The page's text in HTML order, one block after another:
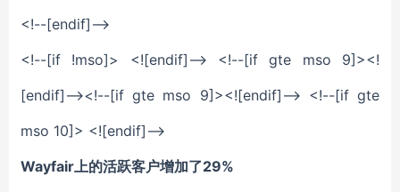
<!--[endif]-->
<!--[if !mso]> <![endif]--> <!--[if gte mso 9]><!
[endif]--><!--[if gte mso 9]><![endif]--> <!--[if gte
mso 10]> <![endif]-->
Wayfair上的活跃客户增加了29%